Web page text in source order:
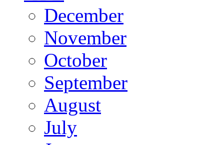
December
November
October
September
August
July